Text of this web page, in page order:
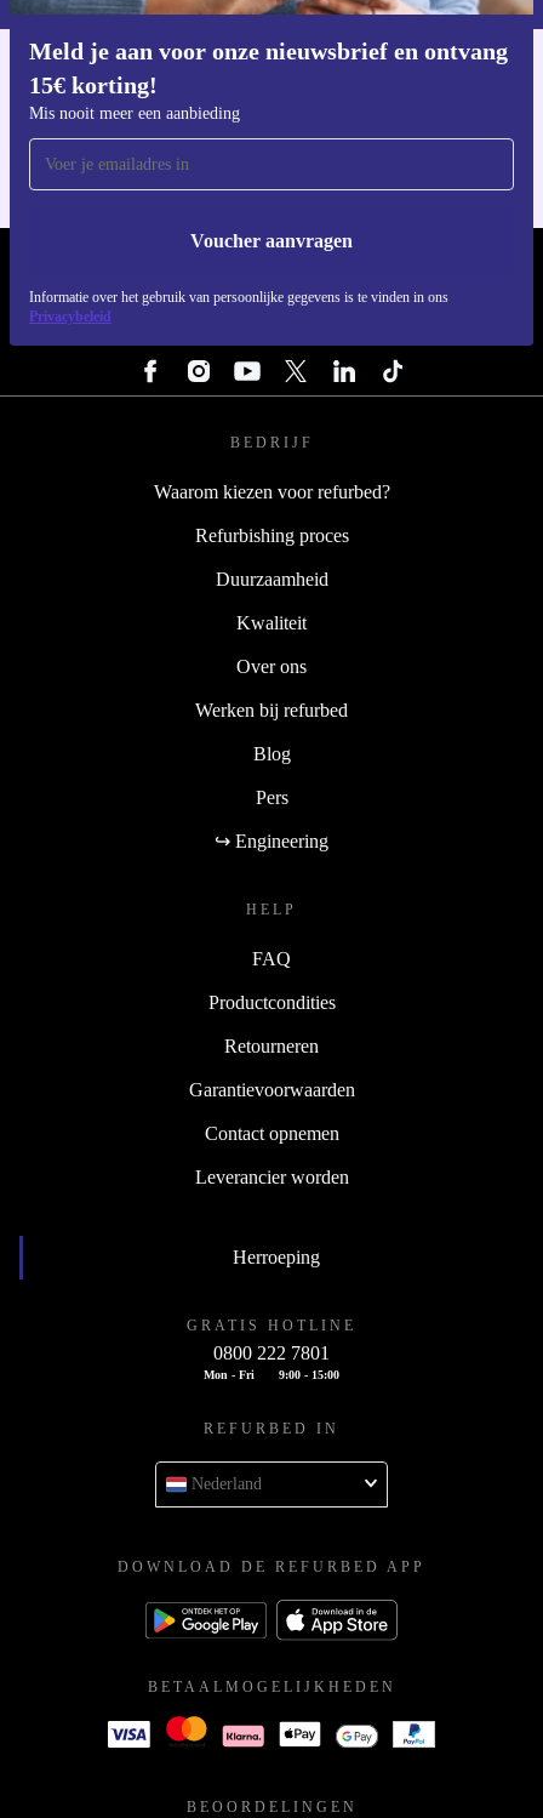
Meld je aan voor onze nieuwsbrief en ontvang
15€ korting!
Mis nooit meer een aanbieding
Voucher aanvragen
Informatie over het gebruik van persoonlijke gegevens is te vinden in ons
Privacybeleid
Voor iOS en Android
BEDRIJF
Waarom kiezen voor refurbed?
Refurbishing proces
Duurzaamheid
Kwaliteit
Over ons
Werken bij refurbed
Blog
Pers
↪ Engineering
HELP
FAQ
Productcondities
Retourneren
Garantievoorwaarden
Contact opnemen
Leverancier worden
Herroeping
GRATIS HOTLINE
0800 222 7801
Mon - Fri 9:00 - 15:00
REFURBED IN
Nederland
DOWNLOAD DE REFURBED APP
BETAALMOGELIJKHEDEN
BEOORDELINGEN